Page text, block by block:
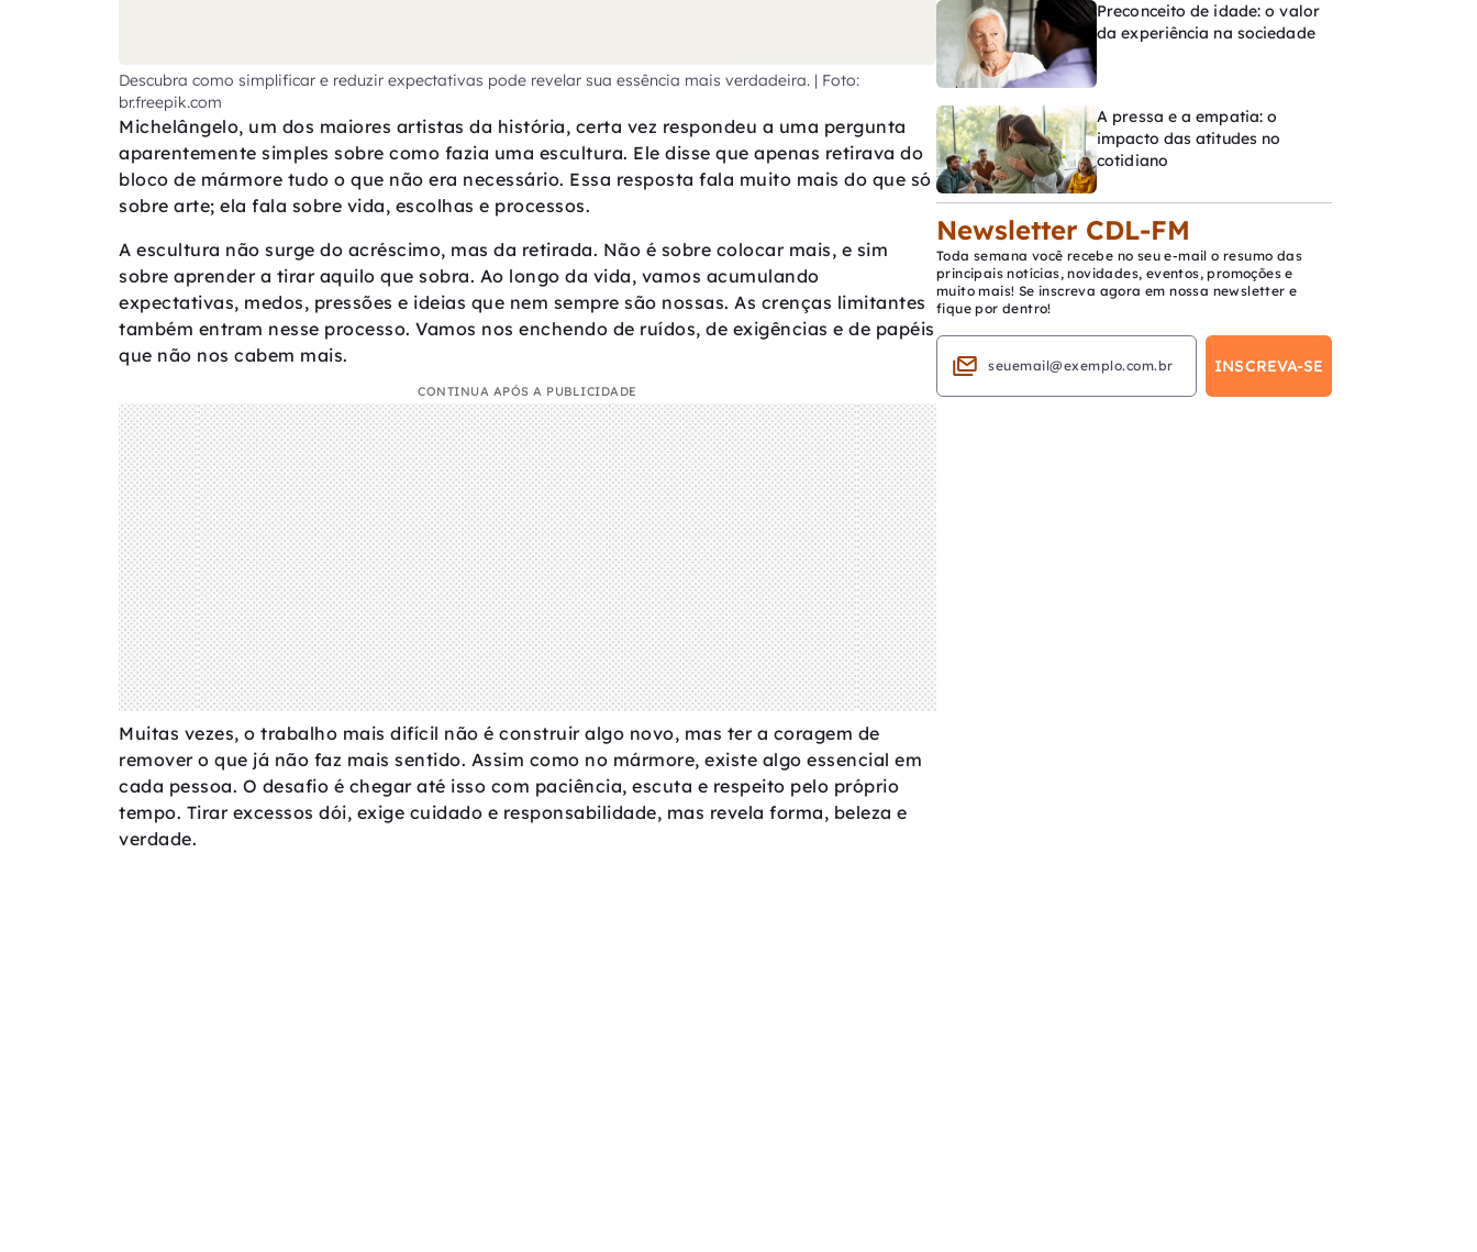
Descubra como simplificar e reduzir expectativas pode revelar sua essência mais verdadeira. | Foto:
br.freepik.com
Michelângelo, um dos maiores artistas da história, certa vez respondeu a uma pergunta
aparentemente simples sobre como fazia uma escultura. Ele disse que apenas retirava do
bloco de mármore tudo o que não era necessário. Essa resposta fala muito mais do que só
sobre arte; ela fala sobre vida, escolhas e processos.
A escultura não surge do acréscimo, mas da retirada. Não é sobre colocar mais, e sim
sobre aprender a tirar aquilo que sobra. Ao longo da vida, vamos acumulando
expectativas, medos, pressões e ideias que nem sempre são nossas. As crenças limitantes
também entram nesse processo. Vamos nos enchendo de ruídos, de exigências e de papéis
que não nos cabem mais.
CONTINUA APÓS A PUBLICIDADE
Muitas vezes, o trabalho mais difícil não é construir algo novo, mas ter a coragem de
remover o que já não faz mais sentido. Assim como no mármore, existe algo essencial em
cada pessoa. O desafio é chegar até isso com paciência, escuta e respeito pelo próprio
tempo. Tirar excessos dói, exige cuidado e responsabilidade, mas revela forma, beleza e
verdade.
Preconceito de idade: o valor
da experiência na sociedade
A pressa e a empatia: o
impacto das atitudes no
cotidiano
Newsletter CDL-FM
Toda semana você recebe no seu e-mail o resumo das
principais notícias, novidades, eventos, promoções e
muito mais! Se inscreva agora em nossa newsletter e
fique por dentro!